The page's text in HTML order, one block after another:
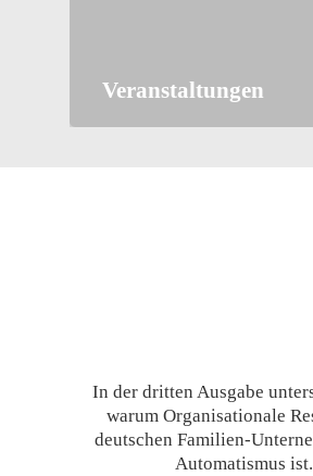
Veranstaltungen
In der dritten Ausgabe
warum Organisationale
deutschen Familien-
Automatismus ist.